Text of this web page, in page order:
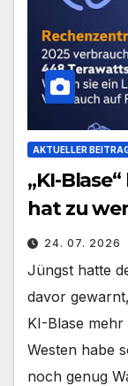
AKTUELLER
„KI-
hat zu
24. 07. 2026
Jüngst hatte
davor
KI-Blase
Westen habe
noch genug